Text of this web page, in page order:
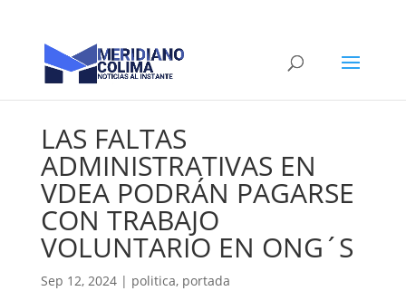
LAS FALTAS
ADMINISTRATIVAS EN
VDEA PODRÁN PAGARSE
CON TRABAJO
VOLUNTARIO EN ONG´S
Sep 12, 2024| politica, portada